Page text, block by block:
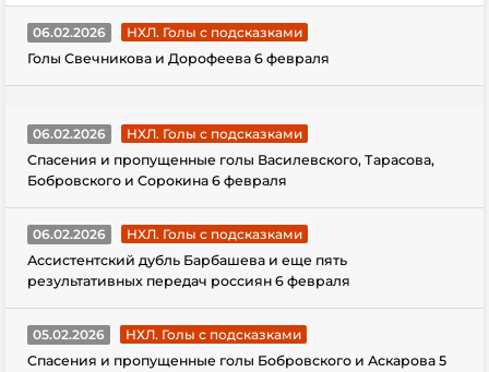
06.02.2026
НХЛ. Голы с подсказками
Голы Свечникова и Дорофеева 6 февраля
06.02.2026
НХЛ. Голы с подсказками
Спасения и пропущенные голы Василевского, Тарасова,
Бобровского и Сорокина 6 февраля
06.02.2026
НХЛ. Голы с подсказками
Ассистентский дубль Барбашева и еще пять
результативных передач россиян 6 февраля
05.02.2026
НХЛ. Голы с подсказками
Спасения и пропущенные голы Бобровского и Аскарова 5